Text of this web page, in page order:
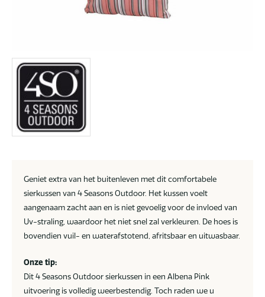
Geniet extra van het buitenleven met dit comfortabele
sierkussen van 4 Seasons Outdoor. Het kussen voelt
aangenaam zacht aan en is niet gevoelig voor de invloed van
Uv-straling, waardoor het niet snel zal verkleuren. De hoes is
bovendien vuil- en waterafstotend, afritsbaar en uitwasbaar.
Onze tip:
Dit 4 Seasons Outdoor sierkussen in een Albena Pink
uitvoering is volledig weerbestendig. Toch raden we u